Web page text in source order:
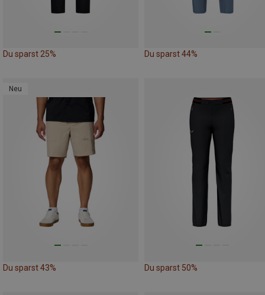
Du sparst 25% Du sparst 44%
Neu
Du sparst 43% Du sparst 50%